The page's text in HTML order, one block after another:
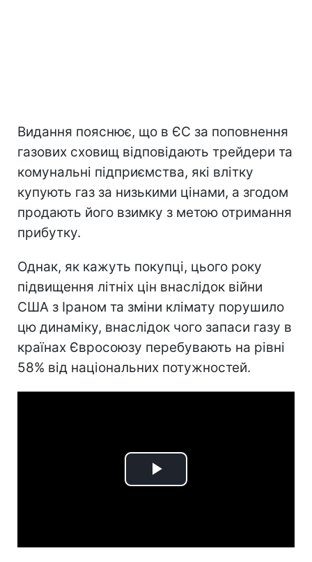
Видання пояснює, що в ЄС за поповнення
газових сховищ відповідають трейдери та
комунальні підприємства, які влітку
купують газ за низькими цінами, а згодом
продають його взимку з метою отримання
прибутку.
Однак, як кажуть покупці, цього року
підвищення літніх цін внаслідок війни
США з Іраном та зміни клімату порушило
цю динаміку, внаслідок чого запаси газу в
країнах Євросоюзу перебувають на рівні
58% від національних потужностей.
Play